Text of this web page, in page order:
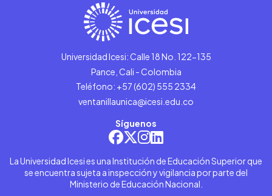
Universidad Icesi: Calle 18 No. 122-135
Pance, Cali - Colombia
Teléfono: +57 (602) 555 2334
ventanillaunica@icesi.edu.co
Síguenos
La Universidad Icesi es una Institución de Educación Superior que
se encuentra sujeta a inspección y vigilancia por parte del
Ministerio de Educación Nacional.